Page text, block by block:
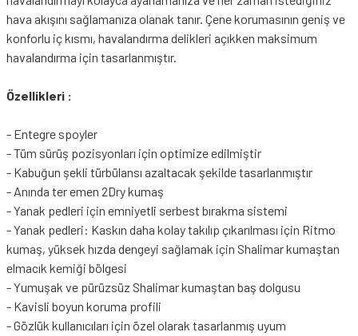
hava akışını sağlamanıza olanak tanır. Çene korumasının geniş ve
konforlu iç kısmı, havalandırma delikleri açıkken maksimum
havalandırma için tasarlanmıştır.
Özellikleri :
- Entegre spoyler
- Tüm sürüş pozisyonları için optimize edilmiştir
- Kabuğun şekli türbülansı azaltacak şekilde tasarlanmıştır
- Anında ter emen 2Dry kumaş
- Yanak pedleri için emniyetli serbest bırakma sistemi
- Yanak pedleri: Kaskın daha kolay takılıp çıkarılması için Ritmo
kumaş, yüksek hızda dengeyi sağlamak için Shalimar kumaştan
elmacık kemiği bölgesi
- Yumuşak ve pürüzsüz Shalimar kumaştan baş dolgusu
- Kavisli boyun koruma profili
- Gözlük kullanıcıları için özel olarak tasarlanmış uyum